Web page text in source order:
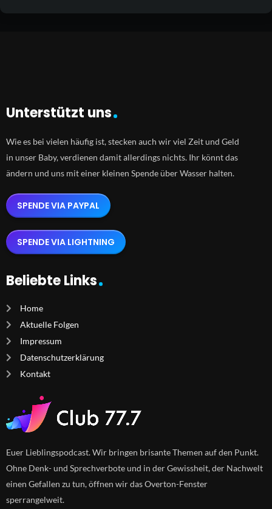
Unterstützt uns
Wie es bei vielen häufig ist, stecken auch wir viel Zeit und Geld
in unser Baby, verdienen damit allerdings nichts. Ihr könnt das
ändern und uns mit einer kleinen Spende über Wasser halten.
SPENDE VIA PAYPAL
SPENDE VIA LIGHTNING
Beliebte Links
Home
Aktuelle Folgen
Impressum
Datenschutzerklärung
Kontakt
Euer Lieblingspodcast. Wir bringen brisante Themen auf den Punkt.
Ohne Denk- und Sprechverbote und in der Gewissheit, der Nachwelt
einen Gefallen zu tun, öffnen wir das Overton-Fenster
sperrangelweit.